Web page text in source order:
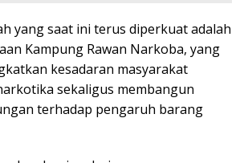
yang saat ini terus diperkuat adalah
Kampung Rawan Narkoba, yang
kesadaran masyarakat
sekaligus membangun
terhadap pengaruh barang